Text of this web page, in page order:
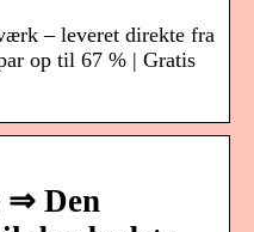
– leveret direkte fra
op til 67 % | Gratis
⇒ Den